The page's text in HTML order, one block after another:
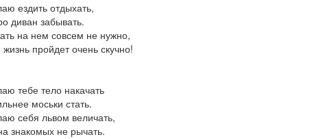
ездить отдыхать,
диван забывать.
на нем совсем не нужно,
жизнь пройдет очень скучно!
тебе тело накачать
моськи стать.
себя львом величать,
знакомых не рычать.